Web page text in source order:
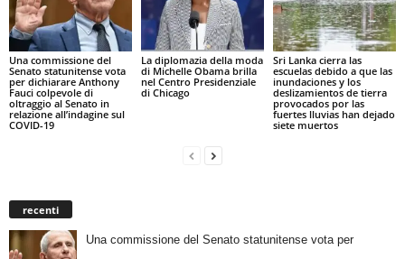
Una commissione del
Senato statunitense vota
per dichiarare Anthony
Fauci colpevole di
oltraggio al Senato in
relazione all’indagine sul
COVID-19
La diplomazia della moda
di Michelle Obama brilla
nel Centro Presidenziale
di Chicago
Sri Lanka cierra las
escuelas debido a que las
inundaciones y los
deslizamientos de tierra
provocados por las
fuertes lluvias han dejado
siete muertos
recenti
Una commissione del Senato statunitense vota per